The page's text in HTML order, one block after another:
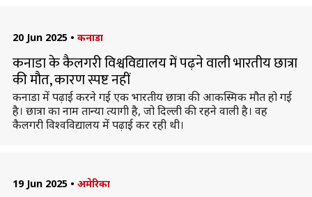
20 Jun 2025 • कनाडा
कनाडा के कैलगरी विश्वविद्यालय में पढ़ने वाली भारतीय छात्रा
की मौत, कारण स्पष्ट नहीं
कनाडा में पढ़ाई करने गई एक भारतीय छात्रा की आकस्मिक मौत हो गई
है। छात्रा का नाम तान्या त्यागी है, जो दिल्ली की रहने वाली है। वह
कैलगरी विश्वविद्यालय में पढ़ाई कर रही थी।
19 Jun 2025 • अमेरिका